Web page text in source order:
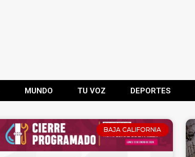
MUNDO TU VOZ DEPORTES
BAJA CALIFORNIA